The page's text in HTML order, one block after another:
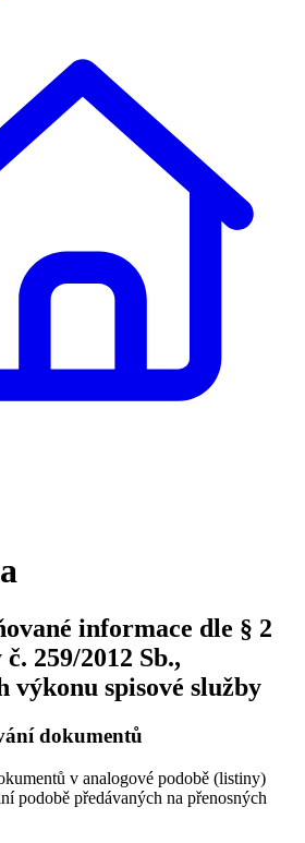
informace dle § 2
259/2012 Sb.,
výkonu spisové služby
dokumentů
v analogové podobě (listiny)
podobě předávaných na přenosných